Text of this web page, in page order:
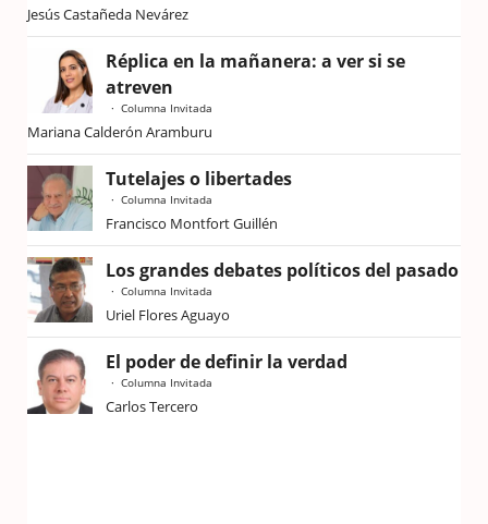
Jesús Castañeda Nevárez
Réplica en la mañanera: a ver si se
atreven
Columna Invitada
Mariana Calderón Aramburu
Tutelajes o libertades
Columna Invitada
Francisco Montfort Guillén
Los grandes debates políticos del pasado
Columna Invitada
Uriel Flores Aguayo
El poder de definir la verdad
Columna Invitada
Carlos Tercero